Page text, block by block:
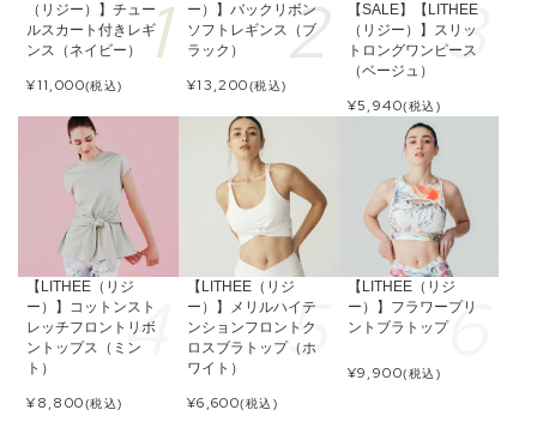
（リジー）】チュー
ルスカート付きレギ
ンス（ネイビー）
¥11,000(税込)
ー）】バックリボン
ソフトレギンス（ブ
ラック）
¥13,200(税込)
【SALE】【LITHEE
（リジー）】スリッ
トロングワンピース
（ベージュ）
¥5,940(税込)
【LITHEE（リジ
ー）】コットンスト
レッチフロントリボ
ントップス（ミン
ト）
¥8,800(税込)
【LITHEE（リジ
ー）】メリルハイテ
ンションフロントク
ロスブラトップ（ホ
ワイト）
¥6,600(税込)
【LITHEE（リジ
ー）】フラワープリ
ントブラトップ
¥9,900(税込)